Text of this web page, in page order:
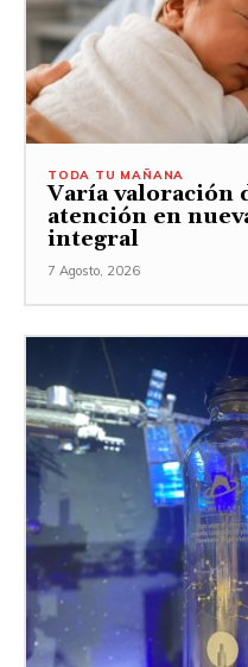
TODA TU MAÑANA
Varía valoración
atención en
integral
7 Agosto, 2026